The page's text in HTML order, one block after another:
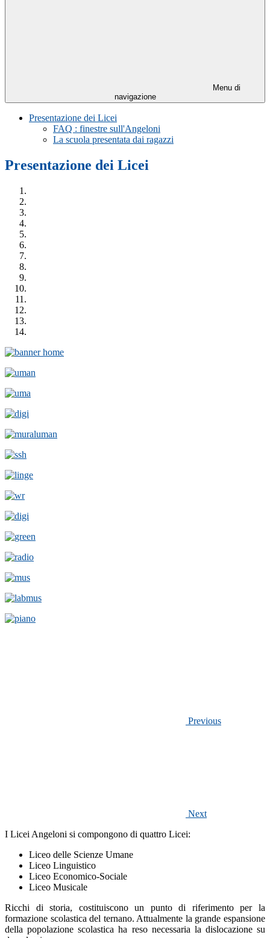
Menu di
navigazione
Presentazione dei Licei
FAQ : finestre sull'Angeloni
La scuola presentata dai ragazzi
Presentazione dei Licei
Previous
Next
I Licei Angeloni si compongono di quattro Licei:
Liceo delle Scienze Umane
Liceo Linguistico
Liceo Economico-Sociale
Liceo Musicale
Ricchi di storia, costituiscono un punto di riferimento per la
formazione scolastica del ternano. Attualmente la grande espansione
della popolazione scolastica ha reso necessaria la dislocazione su